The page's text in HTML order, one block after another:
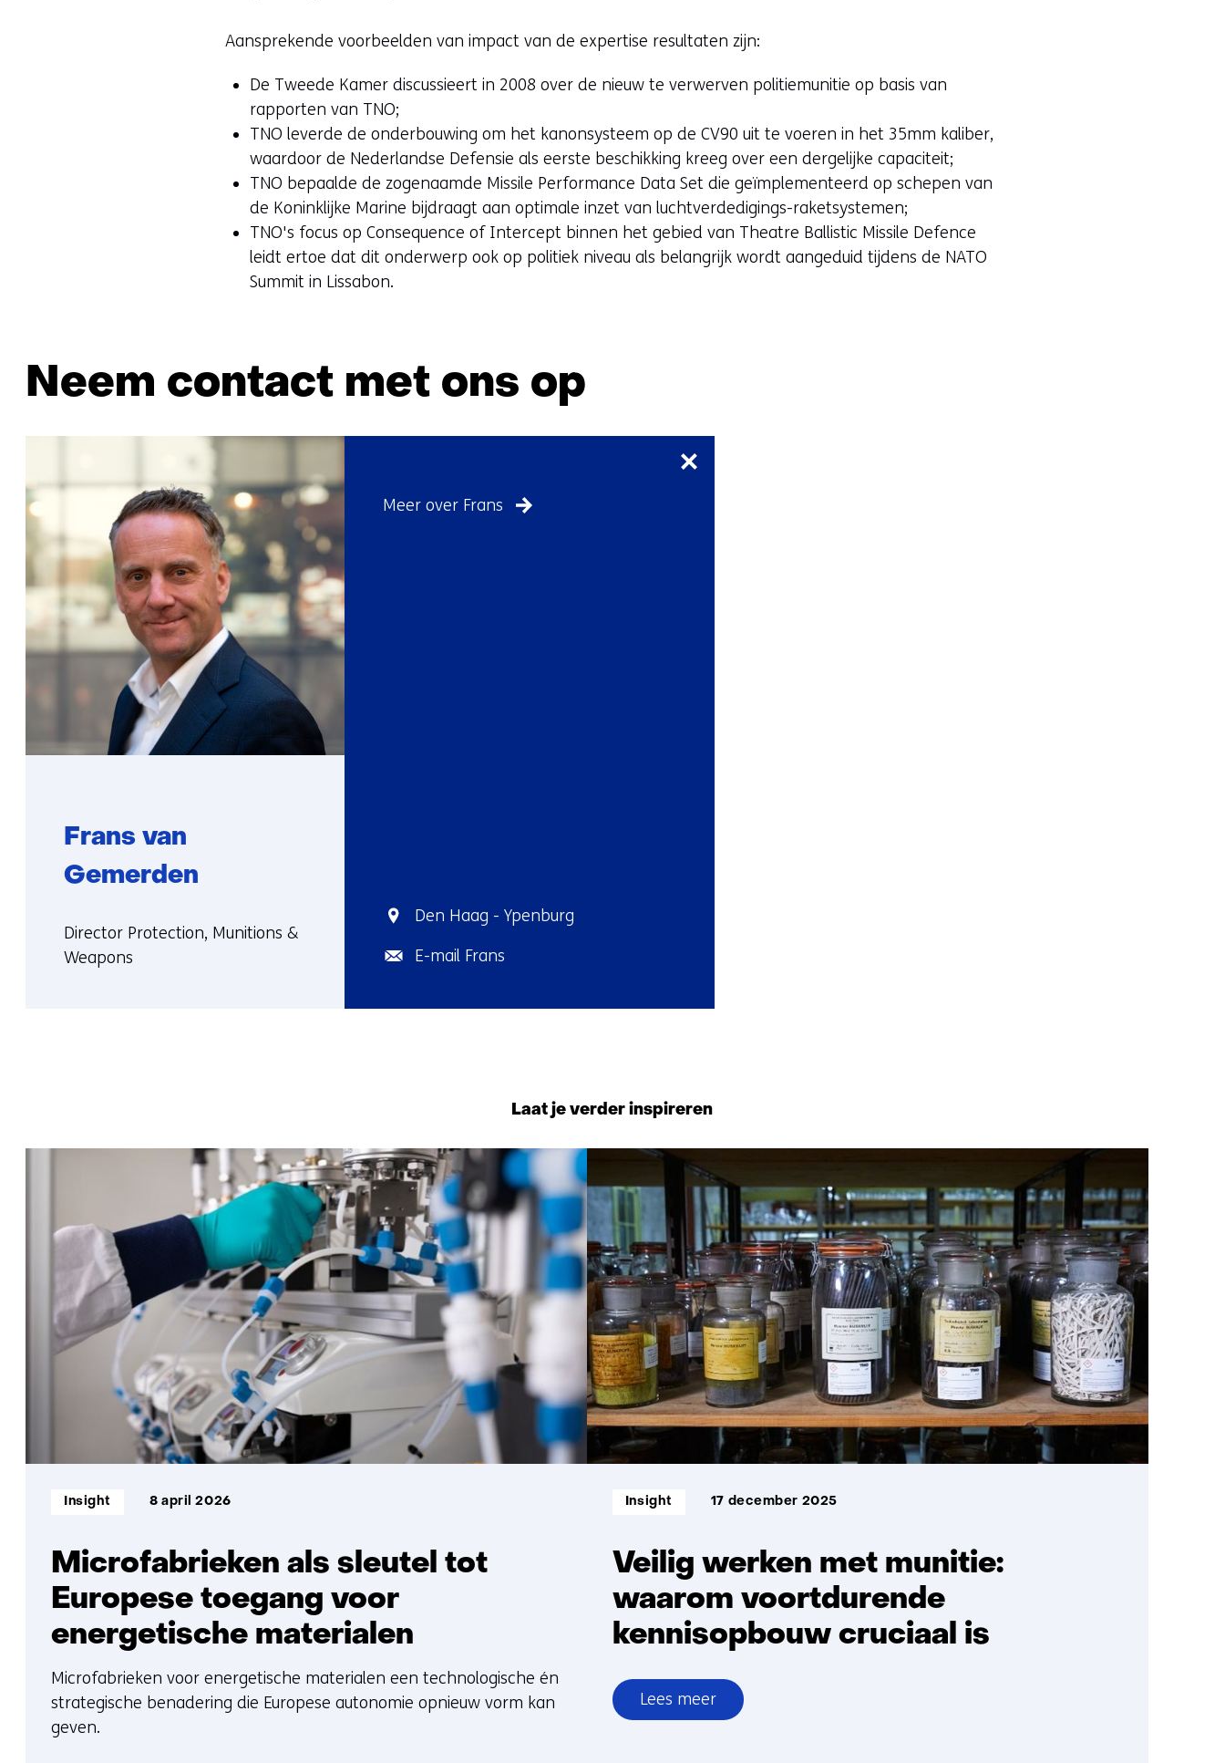
Aansprekende voorbeelden van impact van de expertise resultaten zijn:
De Tweede Kamer discussieert in 2008 over de nieuw te verwerven politiemunitie op basis van
rapporten van TNO;
TNO leverde de onderbouwing om het kanonsysteem op de CV90 uit te voeren in het 35mm kaliber,
waardoor de Nederlandse Defensie als eerste beschikking kreeg over een dergelijke capaciteit;
TNO bepaalde de zogenaamde Missile Performance Data Set die geïmplementeerd op schepen van
de Koninklijke Marine bijdraagt aan optimale inzet van luchtverdedigings-raketsystemen;
TNO's focus op Consequence of Intercept binnen het gebied van Theatre Ballistic Missile Defence
leidt ertoe dat dit onderwerp ook op politiek niveau als belangrijk wordt aangeduid tijdens de NATO
Summit in Lissabon.
Neem contact met ons op
Frans van
Gemerden
Functie:
Director Protection, Munitions &
Weapons
Meer over Frans
Standplaats:
Den Haag - Ypenburg
E-
E-mail Frans
navigatie
contact
ons
op)
Laat je verder inspireren
resultaten,
getoond
t/m
5
Microfabrieken als sleutel tot
Europese toegang voor
energetische materialen
Informatietype:
Insight 8 april 2026
Microfabrieken voor energetische materialen een technologische én
strategische benadering die Europese autonomie opnieuw vorm kan
geven.
Veilig werken met munitie:
waarom voortdurende
kennisopbouw cruciaal is
Informatietype:
Insight 17 december 2025
Lees meer
over